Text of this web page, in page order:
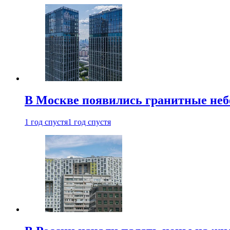
В Москве появились гранитные
1 год спустя1 год спустя